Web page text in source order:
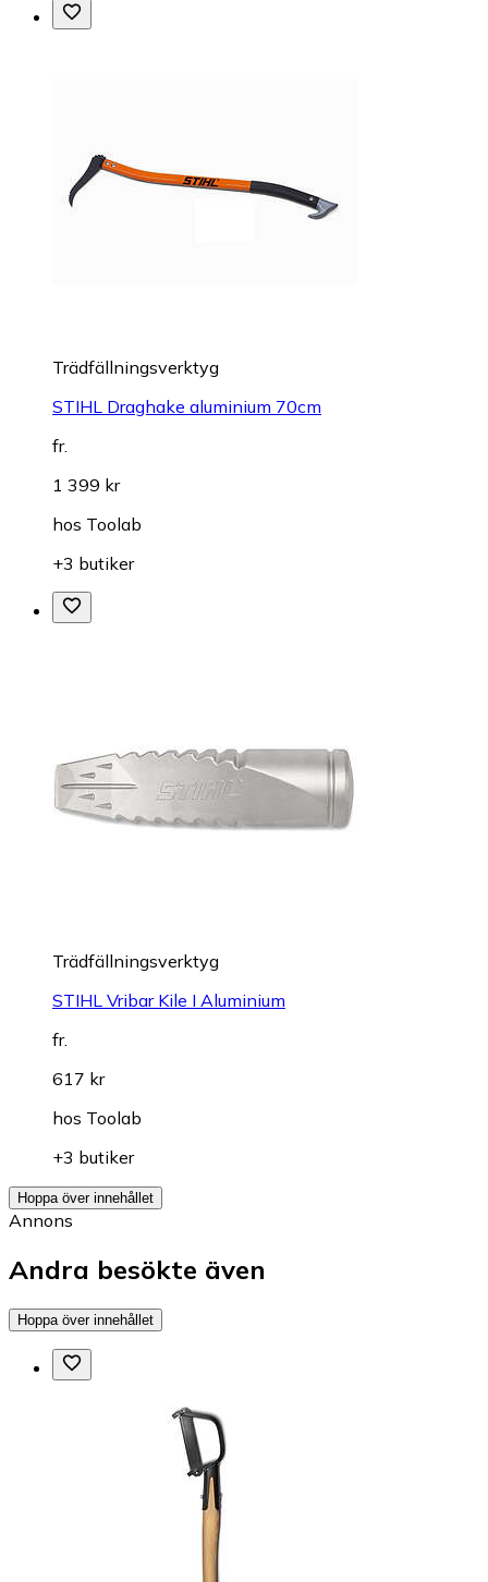
Trädfällningsverktyg
STIHL Draghake aluminium 70cm
fr.
1 399 kr
hos Toolab
+3 butiker
Trädfällningsverktyg
STIHL Vribar Kile I Aluminium
fr.
617 kr
hos Toolab
+3 butiker
Hoppa över innehållet
Annons
Andra besökte även
Hoppa över innehållet